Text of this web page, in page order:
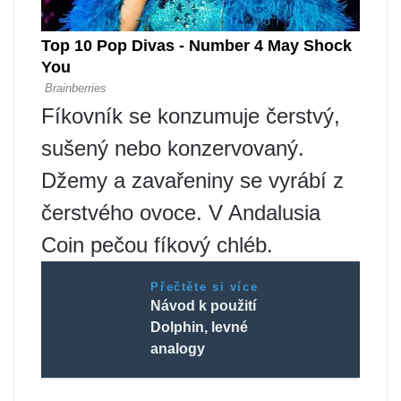
Fíkovník se konzumuje čerstvý,
sušený nebo konzervovaný.
Džemy a zavařeniny se vyrábí z
čerstvého ovoce. V Andalusia
Coin pečou fíkový chléb.
Přečtěte si více
Návod k použití
Dolphin, levné
analogy